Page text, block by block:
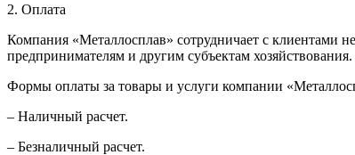
2. Оплата
Компания «Металлосплав» сотрудничает с клиентами
предпринимателям и другим субъектам хозяйствования.
Формы оплаты за товары и услуги компании
– Наличный расчет.
– Безналичный расчет.